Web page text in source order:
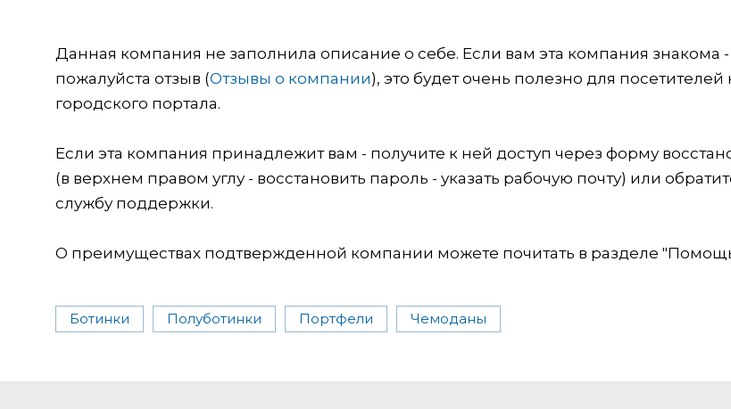
Данная компания не заполнила описание о себе. Если вам эта компания знакома -
пожалуйста отзыв (Отзывы о компании), это будет очень полезно для
городского портала.
Если эта компания принадлежит вам - получите к ней доступ через форму
(в верхнем правом углу - восстановить пароль - указать рабочую почту) или
службу поддержки.
О преимуществах подтвержденной компании можете почитать в разделе
Ботинки Полуботинки Портфели Чемоданы